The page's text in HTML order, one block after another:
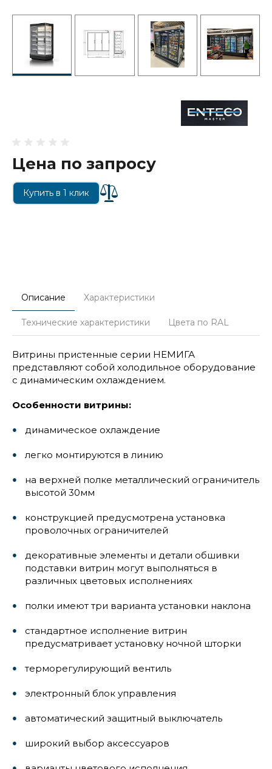
Цена по запросу
Купить в 1 клик
Описание Характеристики
Технические характеристики Цвета по RAL
Витрины пристенные серии НЕМИГА
представляют собой холодильное оборудование
с динамическим охлаждением.
Особенности витрины:
динамическое охлаждение
легко монтируются в линию
на верхней полке металлический ограничитель
высотой 30мм
конструкцией предусмотрена установка
проволочных ограничителей
декоративные элементы и детали обшивки
подставки витрин могут выполняться в
различных цветовых исполнениях
полки имеют три варианта установки наклона
стандартное исполнение витрин
предусматривает установку ночной шторки
терморегулирующий вентиль
электронный блок управления
автоматический защитный выключатель
широкий выбор аксессуаров